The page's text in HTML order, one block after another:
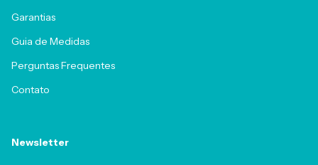
Garantias
Guia de Medidas
Perguntas Frequentes
Contato
Newsletter